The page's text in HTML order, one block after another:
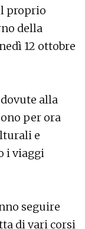
proprio
della
12 ottobre
alla
per ora
e
i viaggi
seguire
di vari corsi